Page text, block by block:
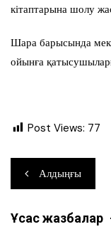
кітаптарына шолу
Шара барысында
ойынға
Post Views: 77
Навигация
по
записям
Алдыңғы
Ұқсас жазбалар